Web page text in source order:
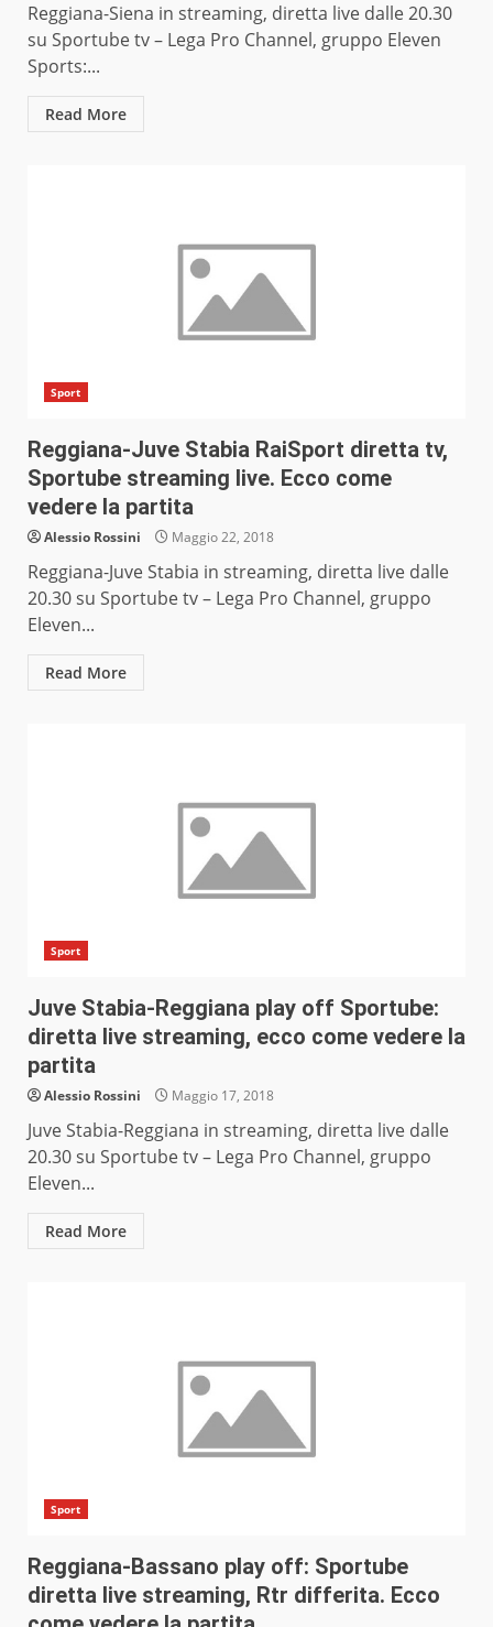
Reggiana-Siena in streaming, diretta live dalle 20.30
su Sportube tv – Lega Pro Channel, gruppo Eleven
Sports:...
Read More
Sport
Reggiana-Juve Stabia RaiSport diretta tv,
Sportube streaming live. Ecco come
vedere la partita
Alessio Rossini Maggio 22, 2018
Reggiana-Juve Stabia in streaming, diretta live dalle
20.30 su Sportube tv – Lega Pro Channel, gruppo
Eleven...
Read More
Sport
Juve Stabia-Reggiana play off Sportube:
diretta live streaming, ecco come vedere la
partita
Alessio Rossini Maggio 17, 2018
Juve Stabia-Reggiana in streaming, diretta live dalle
20.30 su Sportube tv – Lega Pro Channel, gruppo
Eleven...
Read More
Sport
Reggiana-Bassano play off: Sportube
diretta live streaming, Rtr differita. Ecco